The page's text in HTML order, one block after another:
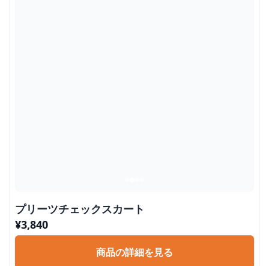
プリーツチェックスカート
¥3,840
商品の詳細を見る